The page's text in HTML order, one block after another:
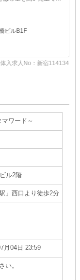
出勤ももちろんOK
ビルB1F
体入求人No：新宿114134
ワード～
ル2階
」西口より徒歩2分
月04日 23:59
い。